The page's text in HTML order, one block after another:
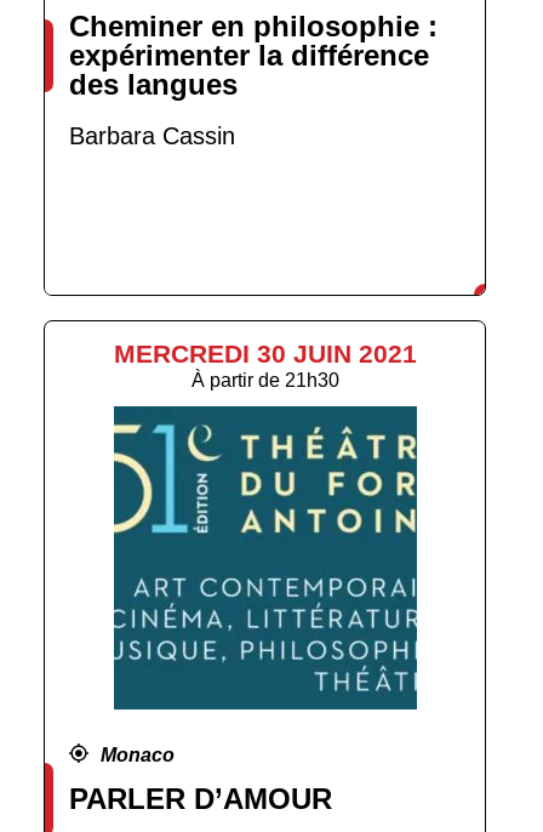
Cheminer en philosophie :
expérimenter la différence
des langues
Barbara Cassin
MERCREDI 30 JUIN 2021
À partir de 21h30
Monaco
PARLER D’AMOUR